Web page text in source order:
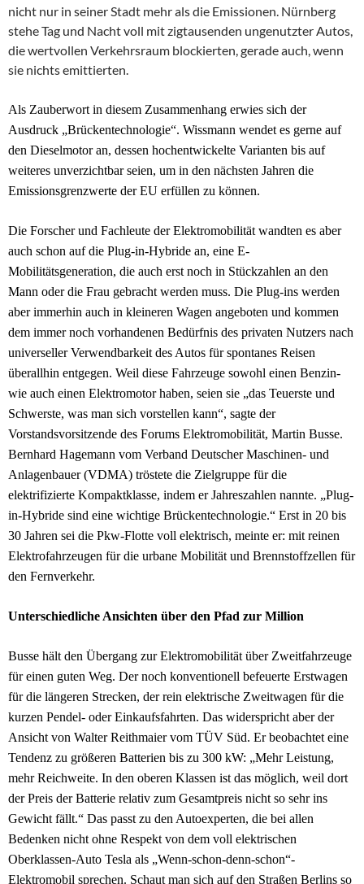
nicht nur in seiner Stadt mehr als die Emissionen. Nürnberg
stehe Tag und Nacht voll mit zigtausenden ungenutzter Autos,
die wertvollen Verkehrsraum blockierten, gerade auch, wenn
sie nichts emittierten.
Als Zauberwort in diesem Zusammenhang erwies sich der
Ausdruck „Brückentechnologie“. Wissmann wendet es gerne auf
den Dieselmotor an, dessen hochentwickelte Varianten bis auf
weiteres unverzichtbar seien, um in den nächsten Jahren die
Emissionsgrenzwerte der EU erfüllen zu können.
Die Forscher und Fachleute der Elektromobilität wandten es aber
auch schon auf die Plug-in-Hybride an, eine E-
Mobilitätsgeneration, die auch erst noch in Stückzahlen an den
Mann oder die Frau gebracht werden muss. Die Plug-ins werden
aber immerhin auch in kleineren Wagen angeboten und kommen
dem immer noch vorhandenen Bedürfnis des privaten Nutzers nach
universeller Verwendbarkeit des Autos für spontanes Reisen
überallhin entgegen. Weil diese Fahrzeuge sowohl einen Benzin-
wie auch einen Elektromotor haben, seien sie „das Teuerste und
Schwerste, was man sich vorstellen kann“, sagte der
Vorstandsvorsitzende des Forums Elektromobilität, Martin Busse.
Bernhard Hagemann vom Verband Deutscher Maschinen- und
Anlagenbauer (VDMA) tröstete die Zielgruppe für die
elektrifizierte Kompaktklasse, indem er Jahreszahlen nannte. „Plug-
in-Hybride sind eine wichtige Brückentechnologie.“ Erst in 20 bis
30 Jahren sei die Pkw-Flotte voll elektrisch, meinte er: mit reinen
Elektrofahrzeugen für die urbane Mobilität und Brennstoffzellen für
den Fernverkehr.
Unterschiedliche Ansichten über den Pfad zur Million
Busse hält den Übergang zur Elektromobilität über Zweitfahrzeuge
für einen guten Weg. Der noch konventionell befeuerte Erstwagen
für die längeren Strecken, der rein elektrische Zweitwagen für die
kurzen Pendel- oder Einkaufsfahrten. Das widerspricht aber der
Ansicht von Walter Reithmaier vom TÜV Süd. Er beobachtet eine
Tendenz zu größeren Batterien bis zu 300 kW: „Mehr Leistung,
mehr Reichweite. In den oberen Klassen ist das möglich, weil dort
der Preis der Batterie relativ zum Gesamtpreis nicht so sehr ins
Gewicht fällt.“ Das passt zu den Autoexperten, die bei allen
Bedenken nicht ohne Respekt von dem voll elektrischen
Oberklassen-Auto Tesla als „Wenn-schon-denn-schon“-
Elektromobil sprechen. Schaut man sich auf den Straßen Berlins so